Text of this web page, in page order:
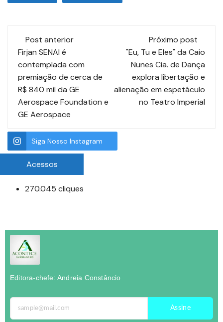
Post anterior
Firjan SENAI é
contemplada com
premiação de cerca de
R$ 840 mil da GE
Aerospace Foundation e
GE Aerospace
Próximo post
"Eu, Tu e Eles" da Caio
Nunes Cia. de Dança
explora libertação e
alienação em espetáculo
no Teatro Imperial
Siga Nosso Instagram
Acessos
270.045 cliques
Editora-chefe: Andreia Constâncio
Assine